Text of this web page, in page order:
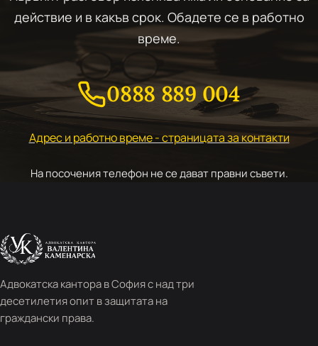
действие и в какъв срок. Обадете се в работно
време.
0888 889 004
Адрес и работно време - страницата за контакти
На посочения телефон не се дават правни съвети.
Адвокатска кантора в София с над три
десетилетия опит в защитата на
граждански права.